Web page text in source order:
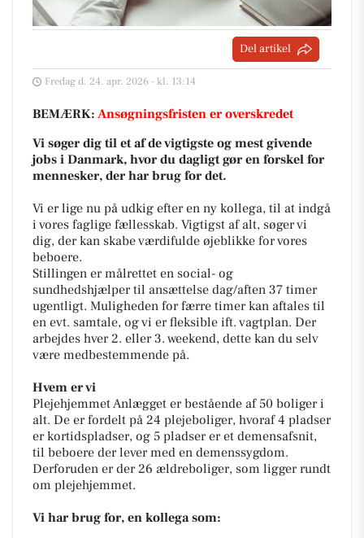
Del artikel
Fredag d. 24. apr. 2026 - kl. 13:14
BEMÆRK: Ansøgningsfristen er overskredet
Vi søger dig til et af de vigtigste og mest givende
jobs i Danmark, hvor du dagligt gør en forskel for
mennesker, der har brug for det.
Vi er lige nu på udkig efter en ny kollega, til at indgå
i vores faglige fællesskab. Vigtigst af alt, søger vi
dig, der kan skabe værdifulde øjeblikke for vores
beboere.
Stillingen er målrettet en social- og
sundhedshjælper til ansættelse dag/aften 37 timer
ugentligt. Muligheden for færre timer kan aftales til
en evt. samtale, og vi er fleksible ift. vagtplan. Der
arbejdes hver 2. eller 3. weekend, dette kan du selv
være medbestemmende på.
Hvem er vi
Plejehjemmet Anlægget er bestående af 50 boliger i
alt. De er fordelt på 24 plejeboliger, hvoraf 4 pladser
er kortidspladser, og 5 pladser er et demensafsnit,
til beboere der lever med en demenssygdom.
Derforuden er der 26 ældreboliger, som ligger rundt
om plejehjemmet.
Vi har brug for, en kollega som: